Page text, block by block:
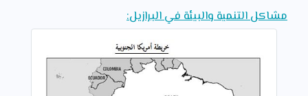
مشاكل التنمية والبيئة في البرازيل: